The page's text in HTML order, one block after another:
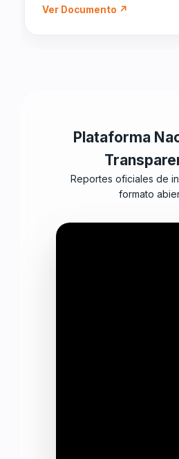
Ver Documento ↗
Plataforma
Reportes oficiales de
formato